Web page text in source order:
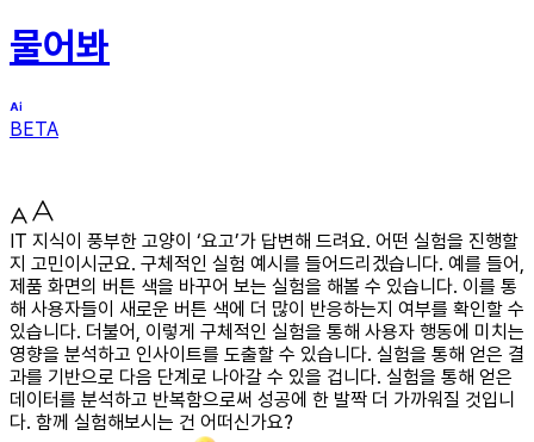
물어봐
BETA
IT 지식이 풍부한 고양이 ‘요고’가 답변해 드려요. 어떤 실험을 진행할
지 고민이시군요. 구체적인 실험 예시를 들어드리겠습니다. 예를 들어,
제품 화면의 버튼 색을 바꾸어 보는 실험을 해볼 수 있습니다. 이를 통
해 사용자들이 새로운 버튼 색에 더 많이 반응하는지 여부를 확인할 수
있습니다. 더불어, 이렇게 구체적인 실험을 통해 사용자 행동에 미치는
영향을 분석하고 인사이트를 도출할 수 있습니다. 실험을 통해 얻은 결
과를 기반으로 다음 단계로 나아갈 수 있을 겁니다. 실험을 통해 얻은
데이터를 분석하고 반복함으로써 성공에 한 발짝 더 가까워질 것입니
다. 함께 실험해보시는 건 어떠신가요?